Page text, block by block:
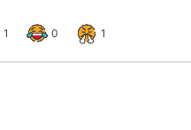
1 0 1